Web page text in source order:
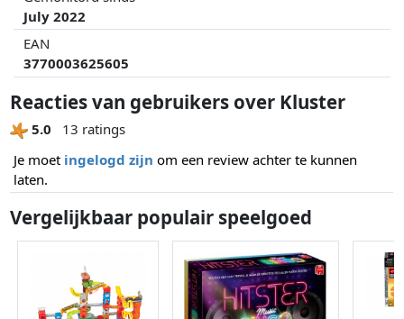
July 2022
EAN
3770003625605
Reacties van gebruikers over Kluster
5.0
13 ratings
Je moet ingelogd zijn om een review achter te kunnen
laten.
Vergelijkbaar populair speelgoed